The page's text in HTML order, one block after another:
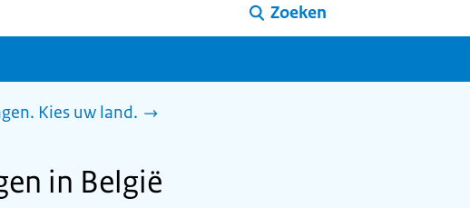
Zoeken
Kies uw land.
in België